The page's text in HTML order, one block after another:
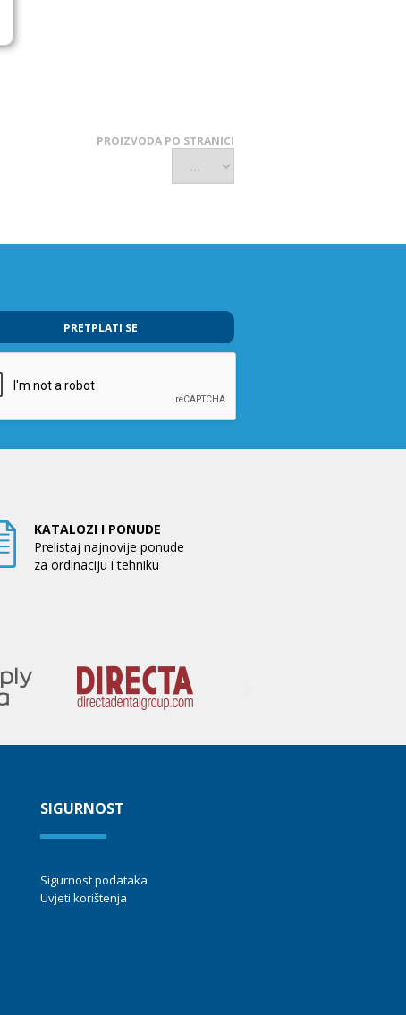
PROIZVODA PO STRANICI
PRETPLATI SE
KATALOZI I PONUDE
Prelistaj najnovije ponude
za ordinaciju i tehniku
SIGURNOST
Sigurnost podataka
Uvjeti korištenja